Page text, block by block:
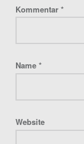
Kommentar *
Name *
Website